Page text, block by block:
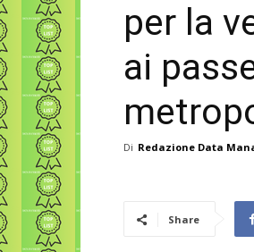
per la
ai
Di Redazione Data
Share